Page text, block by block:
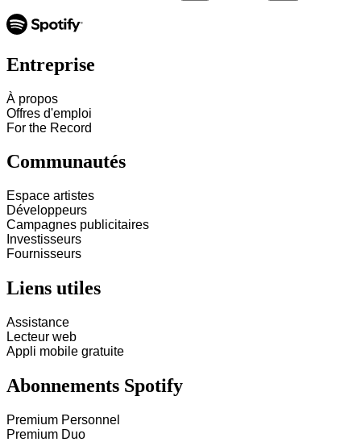
Entreprise
À propos
Offres d'emploi
For the Record
Communautés
Espace artistes
Développeurs
Campagnes publicitaires
Investisseurs
Fournisseurs
Liens utiles
Assistance
Lecteur web
Appli mobile gratuite
Abonnements Spotify
Premium Personnel
Premium Duo